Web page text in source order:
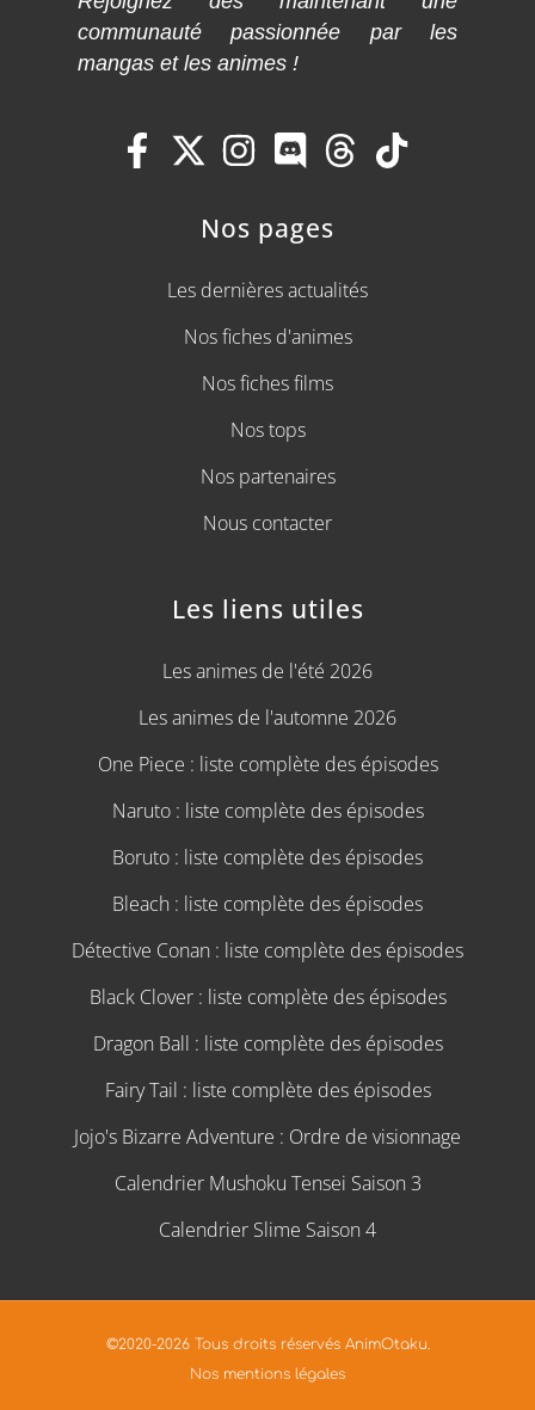
communauté passionnée par les
mangas et les animes !
Nos pages
Les dernières actualités
Nos fiches d'animes
Nos fiches films
Nos tops
Nos partenaires
Nous contacter
Les liens utiles
Les animes de l'été 2026
Les animes de l'automne 2026
One Piece : liste complète des épisodes
Naruto : liste complète des épisodes
Boruto : liste complète des épisodes
Bleach : liste complète des épisodes
Détective Conan : liste complète des épisodes
Black Clover : liste complète des épisodes
Dragon Ball : liste complète des épisodes
Fairy Tail : liste complète des épisodes
Jojo's Bizarre Adventure : Ordre de visionnage
Calendrier Mushoku Tensei Saison 3
Calendrier Slime Saison 4
©2020-2026 Tous droits réservés AnimOtaku.
Nos mentions légales